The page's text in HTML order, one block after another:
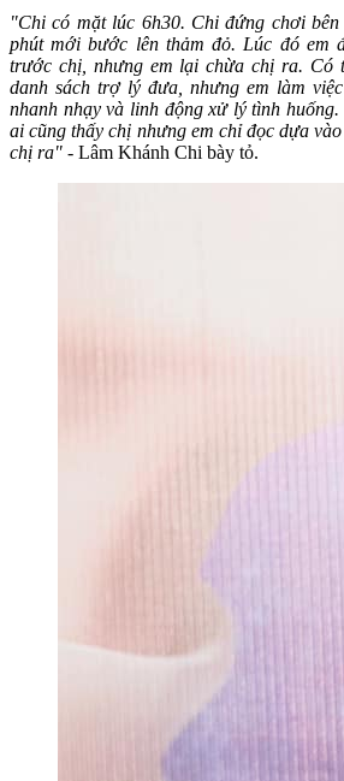
"Chi có mặt lúc 6h30. Chi đứng chơi
phút mới bước lên thảm đỏ. Lúc đó em
trước chị, nhưng em lại chừa chị ra. Có
danh sách trợ lý đưa, nhưng em làm
nhanh nhạy và linh động xử lý tình huống.
ai cũng thấy chị nhưng em chỉ đọc dựa
chị ra" - Lâm Khánh Chi bày tỏ.